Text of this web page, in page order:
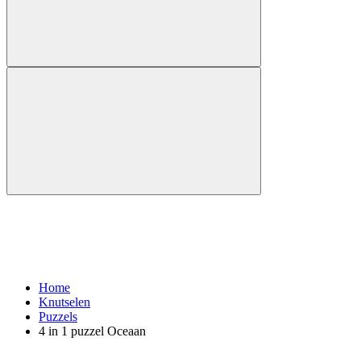
Home
Knutselen
Puzzels
4 in 1 puzzel Oceaan